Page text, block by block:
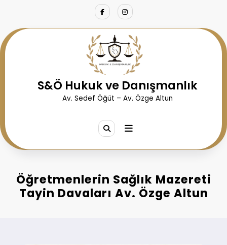
S&Ö Hukuk ve Danışmanlık
Av. Sedef Öğüt – Av. Özge Altun
Öğretmenlerin Sağlık Mazereti
Tayin Davaları Av. Özge Altun